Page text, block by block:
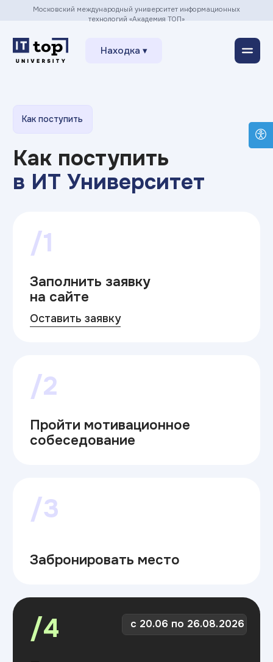
Московский международный университет информационных
технологий «Академия ТОП»
Как поступить
в ИТ Университет
с 20.06 по 26.08.2026
/4
Забронировать место
Пройти мотивационное
собеседование
/2
/1
Скачать лицензию